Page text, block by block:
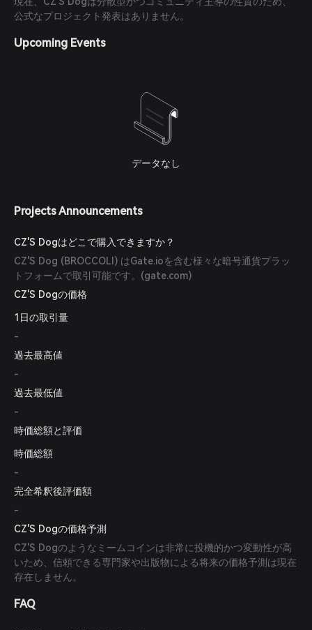
公式なプロジェクト発表はありません。
Upcoming Events
データなし
Projects Announcements
CZ'S Dogはどこで購入できますか？
CZ'S Dog (BROCCOLI) はGate.ioを含む様々な暗号通貨プラッ
トフォームで取引可能です。(gate.com)
CZ'S Dogの価格
1日の取引量
-
過去最高値
-
過去最低値
-
時価総額と評価
時価総額
-
完全希釈後評価額
-
CZ'S Dogの価格予測
CZ'S Dogのようなミームコインは非常に投機的かつ変動性が高
いため、信頼できる専門家や出版物による将来の価格予測は現在
存在しません。
FAQ